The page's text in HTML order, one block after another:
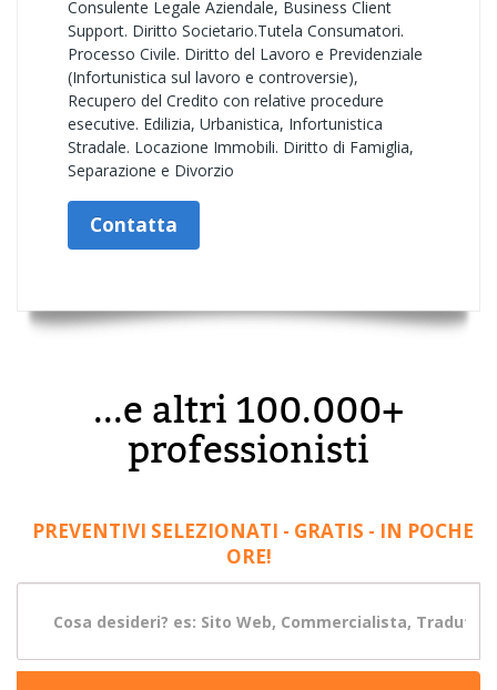
Consulente Legale Aziendale, Business Client
Support. Diritto Societario.Tutela Consumatori.
Processo Civile. Diritto del Lavoro e Previdenziale
(Infortunistica sul lavoro e controversie),
Recupero del Credito con relative procedure
esecutive. Edilizia, Urbanistica, Infortunistica
Stradale. Locazione Immobili. Diritto di Famiglia,
Separazione e Divorzio
Contatta
...e altri 100.000+
professionisti
PREVENTIVI SELEZIONATI - GRATIS - IN POCHE
ORE!